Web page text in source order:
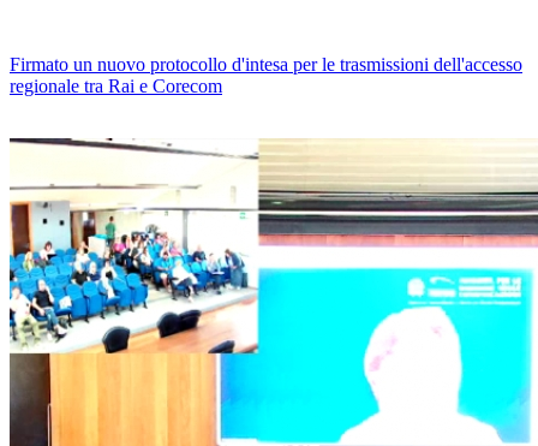
Firmato un nuovo protocollo d'intesa per le trasmissioni dell'accesso
regionale tra Rai e Corecom